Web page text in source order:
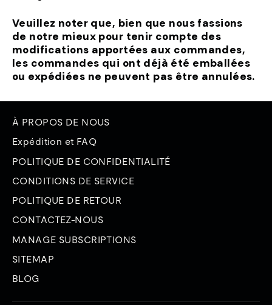
Veuillez noter que, bien que nous fassions
de notre mieux pour tenir compte des
modifications apportées aux commandes,
les commandes qui ont déjà été emballées
ou expédiées ne peuvent pas être annulées.
À PROPOS DE NOUS
Expédition et FAQ
POLITIQUE DE CONFIDENTIALITÉ
CONDITIONS DE SERVICE
POLITIQUE DE RETOUR
CONTACTEZ-NOUS
MANAGE SUBSCRIPTIONS
SITEMAP
BLOG